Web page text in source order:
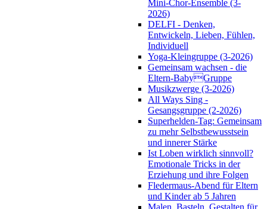
Mini-Chor-Ensemble (3-
2026)
DELFI - Denken,
Entwickeln, Lieben, Fühlen,
Individuell
Yoga-Kleingruppe (3-2026)
Gemeinsam wachsen - die
Eltern-BabyGruppe
Musikzwerge (3-2026)
All Ways Sing -
Gesangsgruppe (2-2026)
Superhelden-Tag: Gemeinsam
zu mehr Selbstbewusstsein
und innerer Stärke
Ist Loben wirklich sinnvoll?
Emotionale Tricks in der
Erziehung und ihre Folgen
Fledermaus-Abend für Eltern
und Kinder ab 5 Jahren
Malen, Basteln, Gestalten für